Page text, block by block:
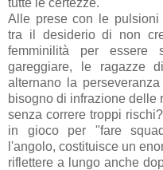
Alle prese con le pulsioni
tra il desiderio di non
femminilità per essere
gareggiare, le ragazze
alternano la
bisogno di infrazione delle
senza correre troppi
in gioco per "fare
l'angolo, costituisce un
riflettere a lungo anche